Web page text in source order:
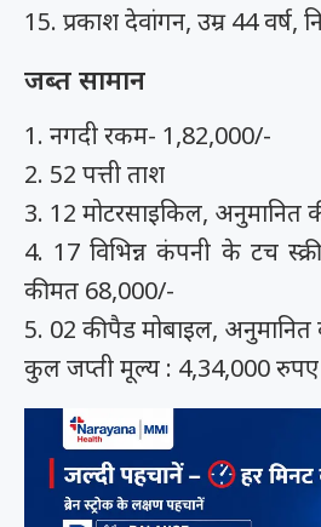
15. प्रकाश देवांगन, उम्र 44 वर्ष,
जब्त सामान
1. नगदी रकम- 1,82,000/-
2. 52 पत्ती ताश
3. 12 मोटरसाइकिल, अनुमानित
4. 17 विभिन्न कंपनी के टच
कीमत 68,000/-
5. 02 कीपैड मोबाइल,
कुल जप्ती मूल्य : 4,34,000 रुपए